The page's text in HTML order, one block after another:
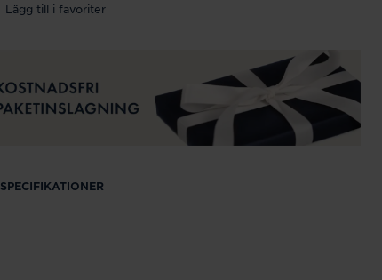
Lägg till i favoriter
SPECIFIKATIONER